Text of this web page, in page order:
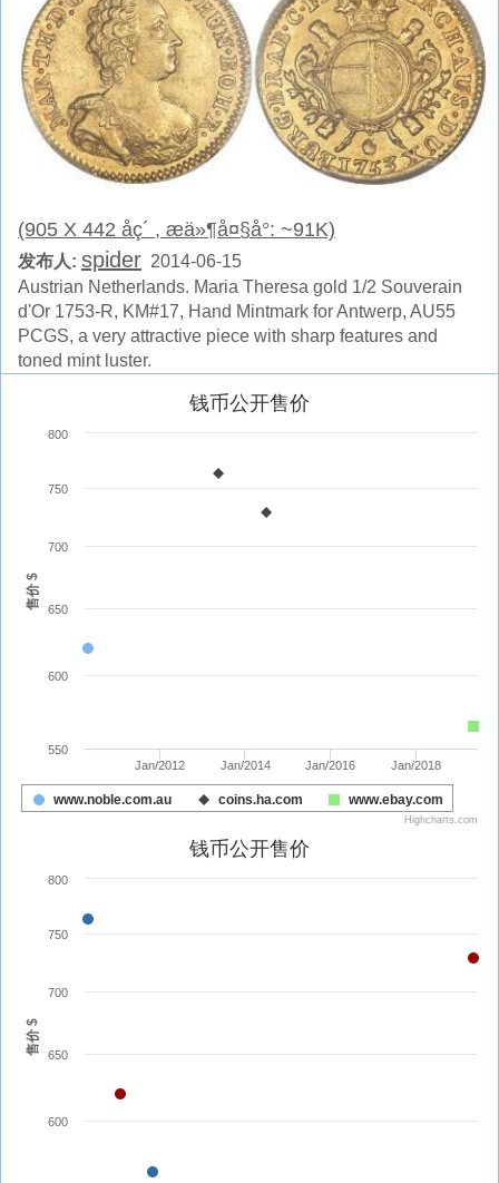
(905 X 442 åç´ , æä»¶å¤§å°: ~91K)
发布人: spider 2014-06-15
Austrian Netherlands. Maria Theresa gold 1/2 Souverain
d'Or 1753-R, KM#17, Hand Mintmark for Antwerp, AU55
PCGS, a very attractive piece with sharp features and
toned mint luster.